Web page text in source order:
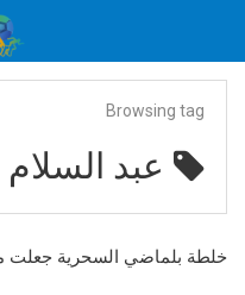
Browsing tag
عبد السلام
خلطة بلماضي السحرية جعلت